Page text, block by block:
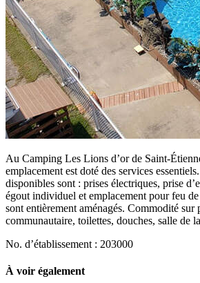
Au Camping Les Lions d’or de Saint-
emplacement est doté des services
disponibles sont : prises électriques, prise
égout individuel et emplacement pour feu
sont entièrement aménagés. Commodité sur
communautaire, toilettes, douches, salle de
No. d’établissement : 203000
À voir également